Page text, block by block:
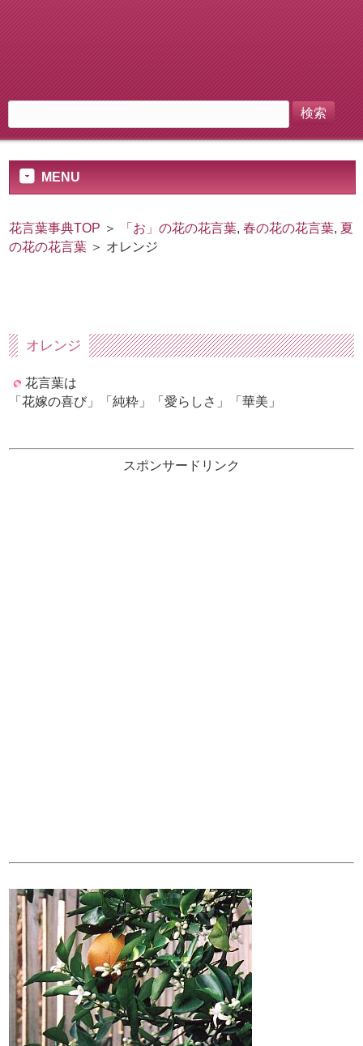
MENU
花言葉事典TOP ＞ 「お」の花の花言葉,春の花の花言葉, 夏
の花の花言葉 ＞ オレンジ
オレンジ
花言葉は
「花嫁の喜び」「純粋」「愛らしさ」「華美」
スポンサードリンク